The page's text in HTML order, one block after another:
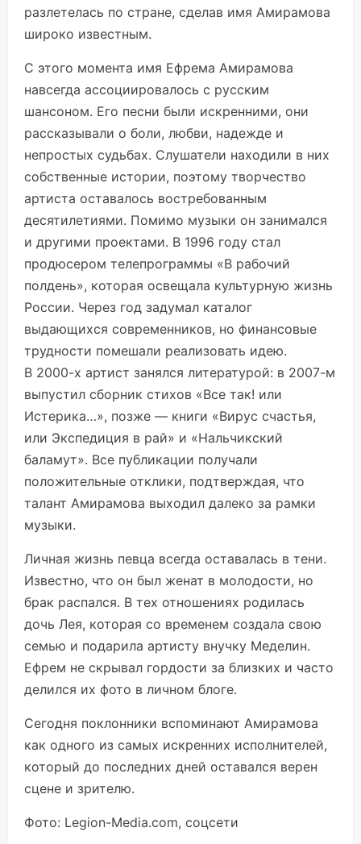
разлетелась по стране, сделав имя Амирамова
широко известным.
С этого момента имя Ефрема Амирамова
навсегда ассоциировалось с русским
шансоном. Его песни были искренними, они
рассказывали о боли, любви, надежде и
непростых судьбах. Слушатели находили в них
собственные истории, поэтому творчество
артиста оставалось востребованным
десятилетиями. Помимо музыки он занимался
и другими проектами. В 1996 году стал
продюсером телепрограммы «В рабочий
полдень», которая освещала культурную жизнь
России. Через год задумал каталог
выдающихся современников, но финансовые
трудности помешали реализовать идею.
В 2000-х артист занялся литературой: в 2007-м
выпустил сборник стихов «Все так! или
Истерика…», позже — книги «Вирус счастья,
или Экспедиция в рай» и «Нальчикский
баламут». Все публикации получали
положительные отклики, подтверждая, что
талант Амирамова выходил далеко за рамки
музыки.
Личная жизнь певца всегда оставалась в тени.
Известно, что он был женат в молодости, но
брак распался. В тех отношениях родилась
дочь Лея, которая со временем создала свою
семью и подарила артисту внучку Меделин.
Ефрем не скрывал гордости за близких и часто
делился их фото в личном блоге.
Сегодня поклонники вспоминают Амирамова
как одного из самых искренних исполнителей,
который до последних дней оставался верен
сцене и зрителю.
Фото: Legion-Media.com, соцсети